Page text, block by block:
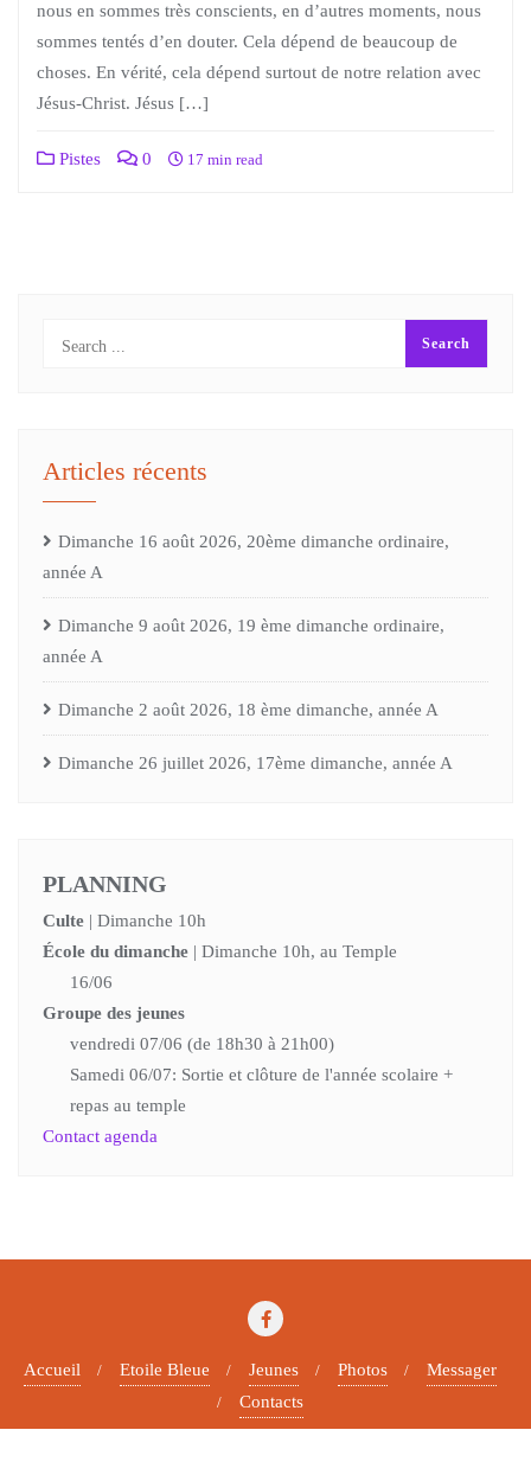
nous en sommes très conscients, en d’autres moments, nous
sommes tentés d’en douter. Cela dépend de beaucoup de
choses. En vérité, cela dépend surtout de notre relation avec
Jésus-Christ. Jésus […]
Pistes 0 17 min read
Articles récents
Dimanche 16 août 2026, 20ème dimanche ordinaire,
année A
Dimanche 9 août 2026, 19 ème dimanche ordinaire,
année A
Dimanche 2 août 2026, 18 ème dimanche, année A
Dimanche 26 juillet 2026, 17ème dimanche, année A
PLANNING
Culte | Dimanche 10h
École du dimanche | Dimanche 10h, au Temple
16/06
Groupe des jeunes
vendredi 07/06 (de 18h30 à 21h00)
Samedi 06/07: Sortie et clôture de l'année scolaire +
repas au temple
Contact agenda
Accueil Etoile Bleue Jeunes Photos
Messager
Contacts